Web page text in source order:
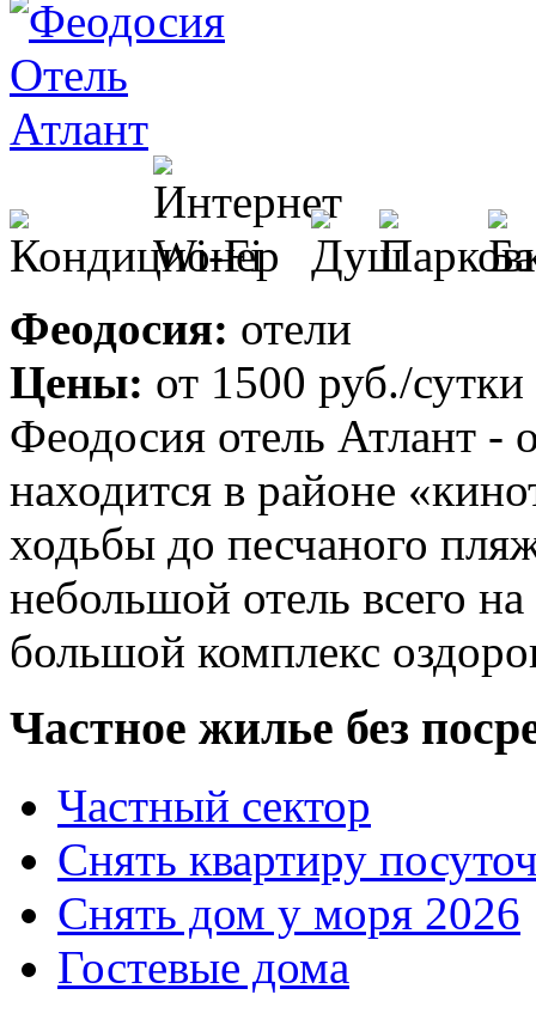
Феодосия: отели
Цены: от 1500 руб./сутки
Феодосия отель Атлант -
находится в районе
ходьбы до песчаного
небольшой отель всего
большой комплекс
Частное жилье без
Частный сектор
Снять квартиру
Снять дом у моря 2026
Гостевые дома